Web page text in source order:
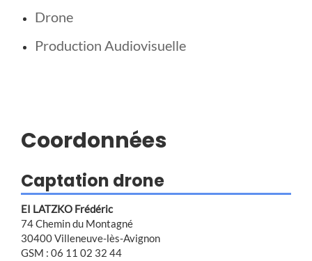
Drone
Production Audiovisuelle
Coordonnées
Captation drone
EI LATZKO Frédéric
74 Chemin du Montagné
30400 Villeneuve-lès-Avignon
GSM : 06 11 02 32 44